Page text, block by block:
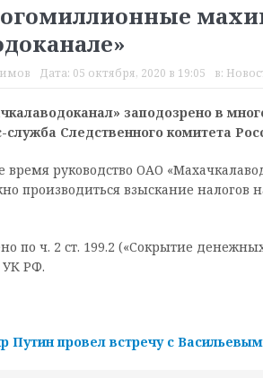
Дата: 05 октября, 2020 в 19:05 в:
заподозрено в
Следственного комитета
время руководство ОАО
производиться взыскание
по ч. 2 ст. 199.2 («Сокрытие
УК РФ.
Путин провел встречу с